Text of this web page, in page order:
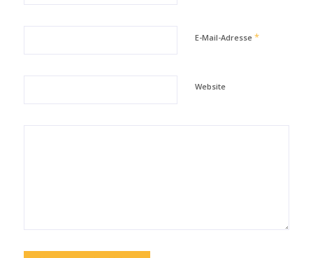
E-Mail-Adresse *
Website